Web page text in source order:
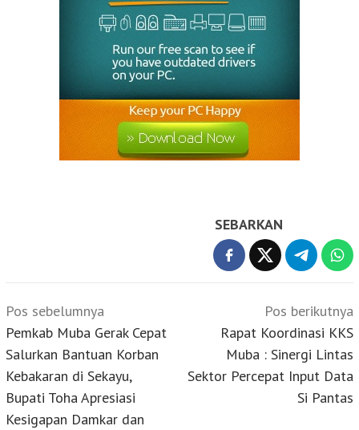
SEBARKAN
Navigasi
pos
Pos sebelumnya
Pemkab Muba Gerak Cepat
Salurkan Bantuan Korban
Kebakaran di Sekayu,
Bupati Toha Apresiasi
Kesigapan Damkar dan
Pos berikutnya
Rapat Koordinasi KKS
Muba : Sinergi Lintas
Sektor Percepat Input Data
Si Pantas